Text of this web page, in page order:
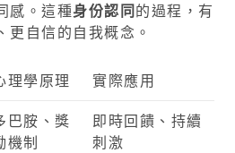
感。這種身份認同的過程，有
更自信的自我概念。
理學原理 實際應用
巴胺、獎
機制
即時回饋、持續
刺激